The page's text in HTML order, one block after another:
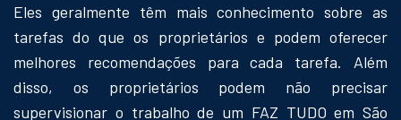
Eles geralmente têm mais conhecimento sobre as
tarefas do que os proprietários e podem oferecer
melhores recomendações para cada tarefa. Além
disso, os proprietários podem não precisar
supervisionar o trabalho de um FAZ TUDO em São